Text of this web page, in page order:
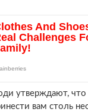
утверждают, что
вам столь